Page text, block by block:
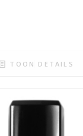
TOON DETAILS